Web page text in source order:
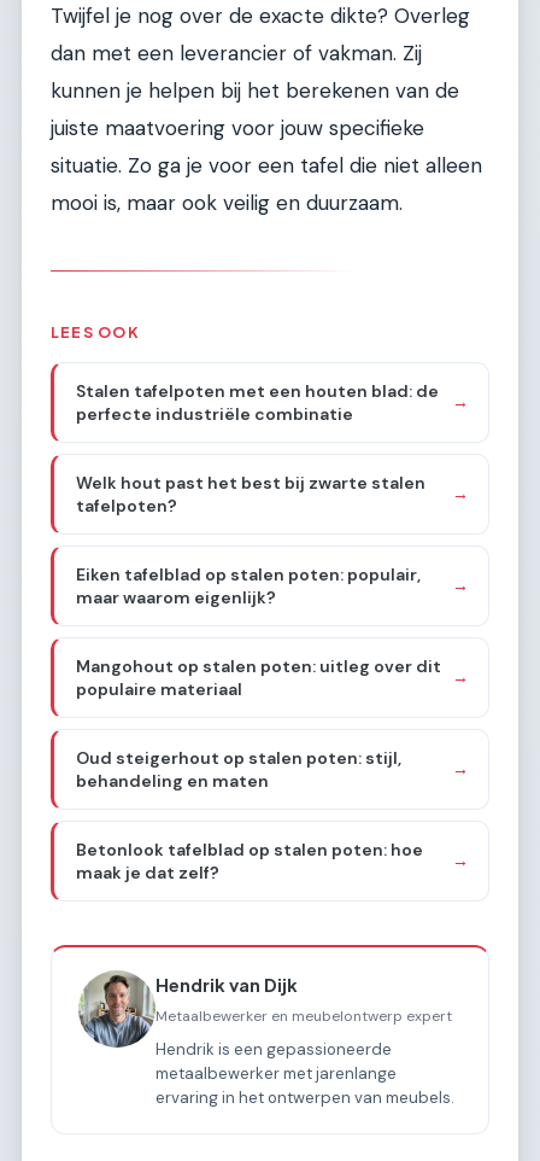
Twijfel je nog over de exacte dikte? Overleg
dan met een leverancier of vakman. Zij
kunnen je helpen bij het berekenen van de
juiste maatvoering voor jouw specifieke
situatie. Zo ga je voor een tafel die niet alleen
mooi is, maar ook veilig en duurzaam.
LEES OOK
Stalen tafelpoten met een houten blad: de
perfecte industriële combinatie
→
Welk hout past het best bij zwarte stalen
tafelpoten?
→
Eiken tafelblad op stalen poten: populair,
maar waarom eigenlijk?
→
Mangohout op stalen poten: uitleg over dit
populaire materiaal
→
Oud steigerhout op stalen poten: stijl,
behandeling en maten
→
Betonlook tafelblad op stalen poten: hoe
maak je dat zelf?
→
Hendrik van Dijk
Metaalbewerker en meubelontwerp expert
Hendrik is een gepassioneerde
metaalbewerker met jarenlange
ervaring in het ontwerpen van meubels.